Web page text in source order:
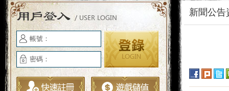
帳號：
密碼：
新聞公告